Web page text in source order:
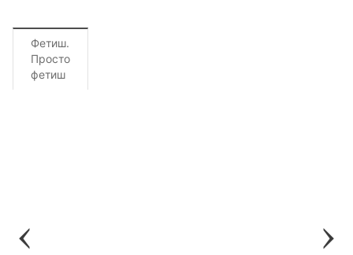
Фетиш.
Просто
фетиш